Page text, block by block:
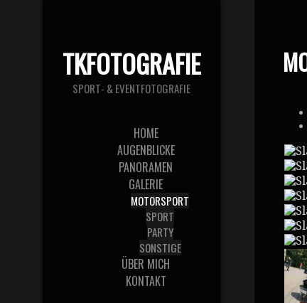
TKFOTOGRAFIE
SPORT- & EVENTFOTOGRAFIE
HOME
AUGENBLICKE
PANORAMEN
GALERIE
MOTORSPORT
SPORT
PARTY
SONSTIGE
ÜBER MICH
KONTAKT